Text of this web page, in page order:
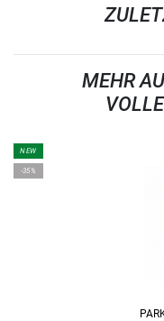
MEHR
NEW
-35%